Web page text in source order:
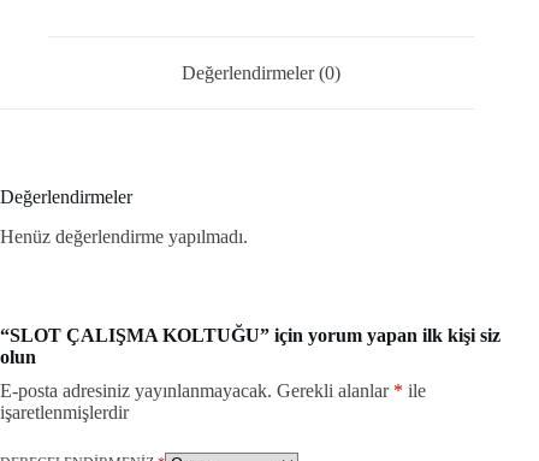
Değerlendirmeler (0)
Değerlendirmeler
Henüz değerlendirme yapılmadı.
“SLOT ÇALIŞMA KOLTUĞU” için yorum yapan ilk kişi siz
olun
E-posta adresiniz yayınlanmayacak. Gerekli alanlar * ile
işaretlenmişlerdir